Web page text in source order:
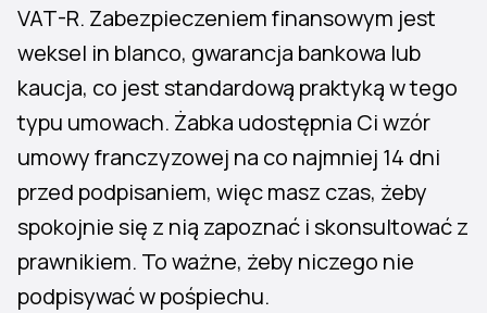
VAT-R. Zabezpieczeniem finansowym jest
weksel in blanco, gwarancja bankowa lub
kaucja, co jest standardową praktyką w tego
typu umowach. Żabka udostępnia Ci wzór
umowy franczyzowej na co najmniej 14 dni
przed podpisaniem, więc masz czas, żeby
spokojnie się z nią zapoznać i skonsultować z
prawnikiem. To ważne, żeby niczego nie
podpisywać w pośpiechu.